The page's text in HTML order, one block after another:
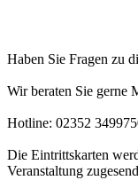
Haben Sie Fragen zu
Wir beraten Sie gerne
Hotline: 02352
Die Eintrittskarten
Veranstaltung